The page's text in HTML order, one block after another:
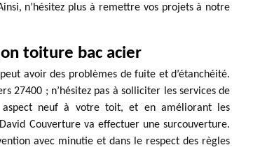
n’hésitez plus à remettre vos projets à notre
toiture bac acier
avoir des problèmes de fuite et d’étanchéité.
27400 ; n’hésitez pas à solliciter les services de
aspect neuf à votre toit, et en améliorant les
Couverture va effectuer une surcouverture.
avec minutie et dans le respect des règles